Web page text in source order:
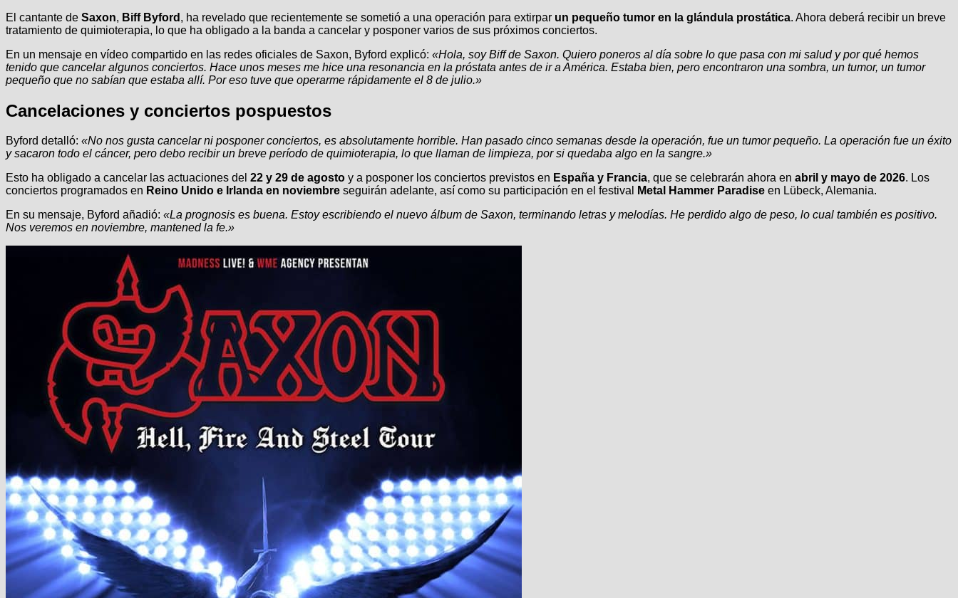
El cantante de Saxon, Biff Byford , ha revelado que recientemente se sometió a una operación para extirpar un pequeño tumor en la glándula prostática. Ahora deberá recibir un breve
tratamiento de quimioterapia, lo que ha obligado a la banda a cancelar y posponer varios de sus próximos conciertos.
En un mensaje en vídeo compartido en las redes oficiales de Saxon, Byford explicó: «Hola, soy Biff de Saxon. Quiero poneros al día sobre lo que pasa con mi salud y por qué hemos
tenido que cancelar algunos conciertos. Hace unos meses me hice una resonancia en la próstata antes de ir a América. Estaba bien, pero encontraron una sombra, un tumor, un tumor
pequeño que no sabían que estaba allí. Por eso tuve que operarme rápidamente el 8 de julio.»
Cancelaciones y conciertos pospuestos
Byford detalló: «No nos gusta cancelar ni posponer conciertos, es absolutamente horrible. Han pasado cinco semanas desde la operación, fue un tumor pequeño. La operación fue un éxito
y sacaron todo el cáncer, pero debo recibir un breve período de quimioterapia, lo que llaman de limpieza, por si quedaba algo en la sangre.»
Esto ha obligado a cancelar las actuaciones del 22 y 29 de agosto y a posponer los conciertos previstos en España y Francia, que se celebrarán ahora en abril y mayo de 2026. Los
conciertos programados en Reino Unido e Irlanda en noviembre seguirán adelante, así como su participación en el festival Metal Hammer Paradise en Lübeck, Alemania.
En su mensaje, Byford añadió: «La prognosis es buena. Estoy escribiendo el nuevo álbum de Saxon, terminando letras y melodías. He perdido algo de peso, lo cual también es positivo.
Nos veremos en noviembre, mantened la fe.»